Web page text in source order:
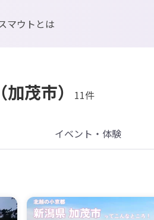
マウトとは
（加茂市） 11件
イベント・体験